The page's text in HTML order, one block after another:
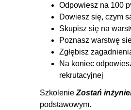
2.32. Co to jest
2.33. Jakie są
2.34. Co to jest PAGP i
2.35. Czy możliwe jest
2.36. Jakie znasz tryby
2.37. Jakie znasz pasma
3. Warstwa łącza danych
Odpowiesz na 100
Dowiesz się, czym
Skupisz się na
Poznasz warstwę
Zgłębisz
Na koniec
rekrutacyjnej
Szkolenie Zostań
podstawowym.